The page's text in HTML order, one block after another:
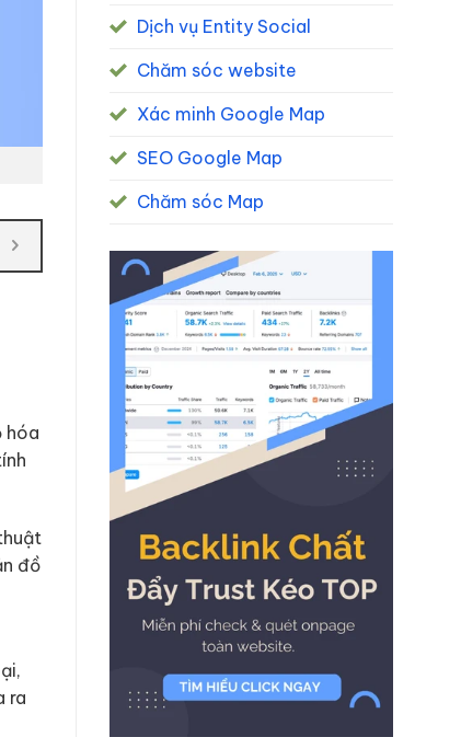
hóa
đồ
ra
Dịch vụ Entity Social
Chăm sóc website
Xác minh Google Map
SEO Google Map
Chăm sóc Map